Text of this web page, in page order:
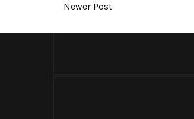
Newer Post